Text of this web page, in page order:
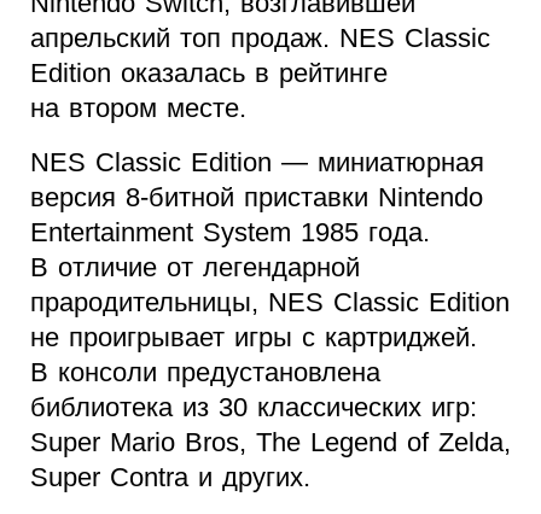
апрельский топ продаж. NES Classic
Edition оказалась в рейтинге
на втором месте.
NES Classic Edition — миниатюрная
версия 8-битной приставки Nintendo
Entertainment System 1985 года.
В отличие от легендарной
прародительницы, NES Classic Edition
не проигрывает игры с картриджей.
В консоли предустановлена
библиотека из 30 классических игр:
Super Mario Bros, The Legend of Zelda,
Super Contra и других.